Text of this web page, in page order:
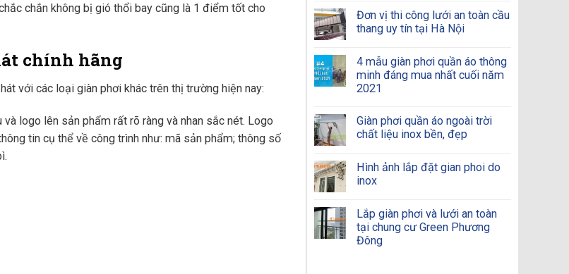
chắn không bị gió thổi bay cũng là 1 điểm tốt cho
chính hãng
với các loại giàn phơi khác trên thị trường hiện nay:
logo lên sản phẩm rất rõ ràng và nhan sắc nét. Logo
tin cụ thể về công trình như: mã sản phẩm; thông số
Đơn vị thi công lưới an toàn cầu
thang uy tín tại Hà Nội
4 mẫu giàn phơi quần áo thông
minh đáng mua nhất cuối năm
2021
Giàn phơi quần áo ngoài trời
chất liệu inox bền, đẹp
Hình ảnh lắp đặt gian phoi do
inox
Lắp giàn phơi và lưới an toàn
tại chung cư Green Phương
Đông